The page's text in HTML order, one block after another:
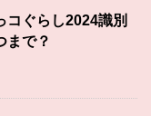
コぐらし2024識別
まで？